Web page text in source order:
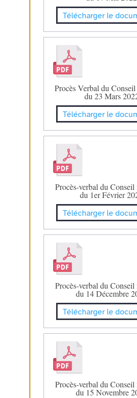
Télécharger le
Procès Verbal du
du 23 Mars
Télécharger le
Procès-verbal du
du 1er Février
Télécharger le
Procès-verbal du
du 14 Décembre
Télécharger le
Procès-verbal du
du 15 Novembre